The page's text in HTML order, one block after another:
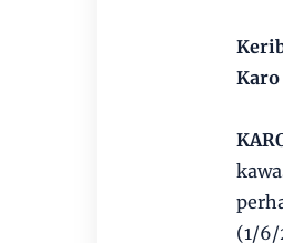
Karo
(1/